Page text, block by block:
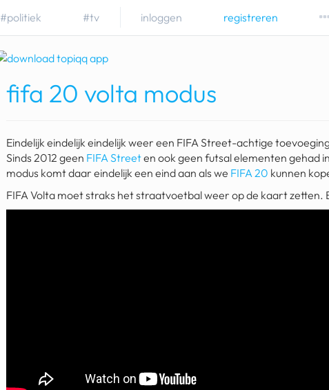
#politiek #tv inloggen registreren
fifa 20 volta modus
Eindelijk eindelijk eindelijk weer een FIFA Street-achtige
Sinds 2012 geen FIFA Streeten ook geen futsal elementen gehad
modus komt daar eindelijk een eind aan als we FIFA 20 kunnen
FIFA Volta moet straks het straatvoetbal weer op de kaart zetten.